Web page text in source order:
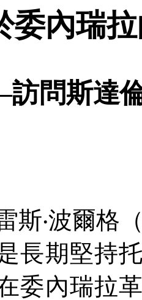
委內瑞
訪問斯達
斯‧波爾格
長期堅持
委內瑞拉